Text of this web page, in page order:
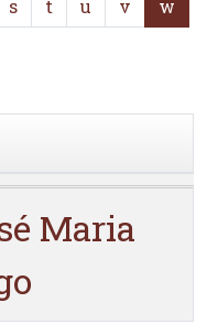
s t u v
w
Maria